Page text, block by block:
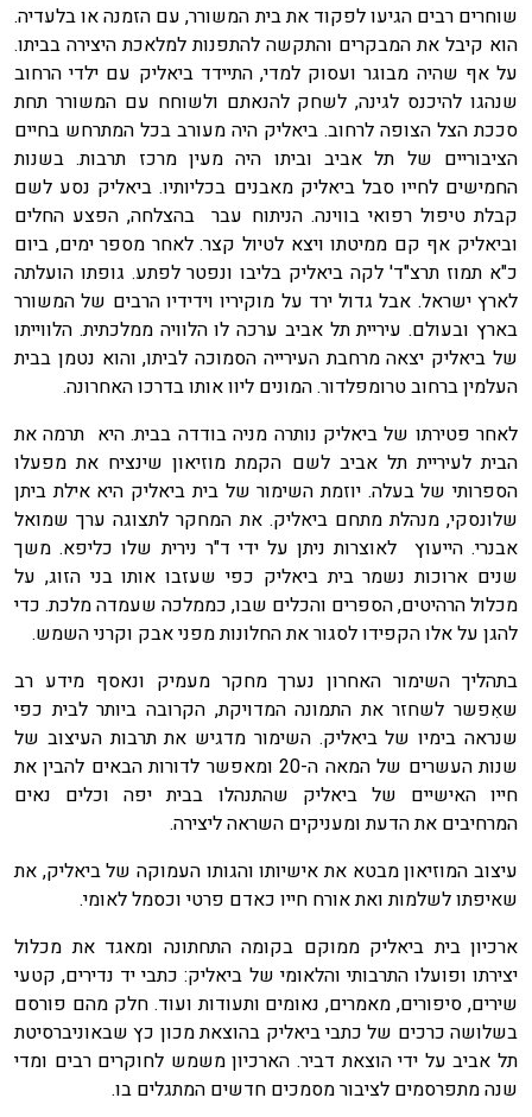
שוחרים רבים הגיעו לפקוד את בית המשורר, עם הזמנה או בלעדיה.
הוא קיבל את המבקרים והתקשה להתפנות למלאכת היצירה בביתו.
על אף שהיה מבוגר ועסוק למדי, התיידד ביאליק עם ילדי הרחוב
שנהגו להיכנס לגינה, לשחק להנאתם ולשוחח עם המשורר תחת
סככת הצל הצופה לרחוב. ביאליק היה מעורב בכל המתרחש בחיים
הציבוריים של תל אביב וביתו היה מעין מרכז תרבות. בשנות
החמישים לחייו סבל ביאליק מאבנים בכליותיו. ביאליק נסע לשם
קבלת טיפול רפואי בווינה. הניתוח עבר בהצלחה, הפצע החלים
וביאליק אף קם ממיטתו ויצא לטיול קצר. לאחר מספר ימים, ביום
כ"א תמוז תרצ"ד' לקה ביאליק בליבו ונפטר לפתע. גופתו הועלתה
לארץ ישראל. אבל גדול ירד על מוקיריו וידידיו הרבים של המשורר
בארץ ובעולם. עיריית תל אביב ערכה לו הלוויה ממלכתית. הלווייתו
של ביאליק יצאה מרחבת העירייה הסמוכה לביתו, והוא נטמן בבית
העלמין ברחוב טרומפלדור. המונים ליוו אותו בדרכו האחרונה.
לאחר פטירתו של ביאליק נותרה מניה בודדה בבית. היא תרמה את
הבית לעיריית תל אביב לשם הקמת מוזיאון שינציח את מפעלו
הספרותי של בעלה. יוזמת השימור של בית ביאליק היא אילת ביתן
שלונסקי, מנהלת מתחם ביאליק. את המחקר לתצוגה ערך שמואל
אבנרי. הייעוץ לאוצרות ניתן על ידי ד"ר נירית שלו כליפא. משך
שנים ארוכות נשמר בית ביאליק כפי שעזבו אותו בני הזוג, על
מכלול הרהיטים, הספרים והכלים שבו, כממלכה שעמדה מלכת. כדי
להגן על אלו הקפידו לסגור את החלונות מפני אבק וקרני השמש.
בתהליך השימור האחרון נערך מחקר מעמיק ונאסף מידע רב
שאִפשר לשחזר את התמונה המדויקת, הקרובה ביותר לבית כפי
שנראה בימיו של ביאליק. השימור מדגיש את תרבות העיצוב של
שנות העשרים של המאה ה-20 ומאפשר לדורות הבאים להבין את
חייו האישיים של ביאליק שהתנהלו בבית יפה וכלים נאים
המרחיבים את הדעת ומעניקים השראה ליצירה.
עיצוב המוזיאון מבטא את אישיותו והגותו העמוקה של ביאליק, את
שאיפתו לשלמות ואת אורח חייו כאדם פרטי וכסמל לאומי.
ארכיון בית ביאליק ממוקם בקומה התחתונה ומאגד את מכלול
יצירתו ופועלו התרבותי והלאומי של ביאליק: כתבי יד נדירים, קטעי
שירים, סיפורים, מאמרים, נאומים ותעודות ועוד. חלק מהם פורסם
בשלושה כרכים של כתבי ביאליק בהוצאת מכון כץ שבאוניברסיטת
תל אביב על ידי הוצאת דביר. הארכיון משמש לחוקרים רבים ומדי
שנה מתפרסמים לציבור מסמכים חדשים המתגלים בו.